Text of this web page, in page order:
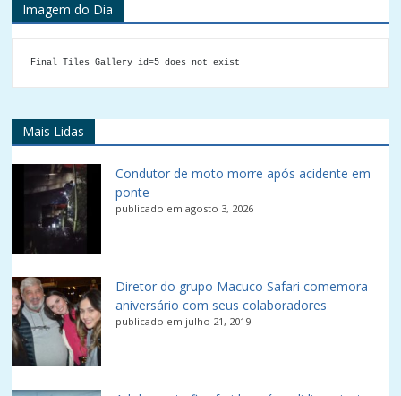
Imagem do Dia
Final Tiles Gallery id=5 does not exist
Mais Lidas
Condutor de moto morre após acidente em
ponte
publicado em agosto 3, 2026
Diretor do grupo Macuco Safari comemora
aniversário com seus colaboradores
publicado em julho 21, 2019